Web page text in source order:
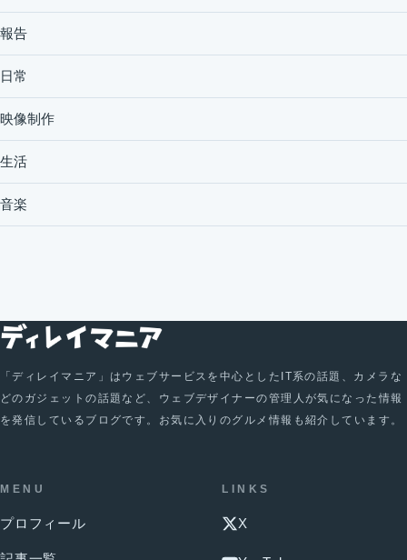
報告
日常
映像制作
生活
音楽
「ディレイマニア」はウェブサービスを中心としたIT系の話題、カメラな
どのガジェットの話題など、ウェブデザイナーの管理人が気になった情報
を発信しているブログです。お気に入りのグルメ情報も紹介しています。
MENU
プロフィール
LINKS
X